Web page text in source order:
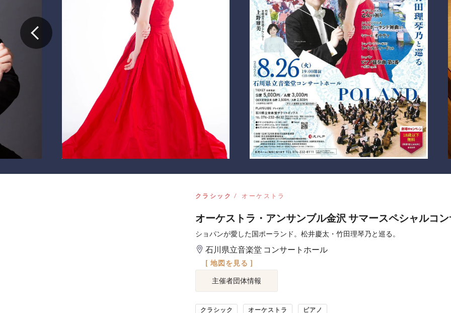
クラシック オーケストラ
オーケストラ・アンサンブル金沢 サマースペシャルコ
ショパンが愛した国ポーランド。松井慶太・竹田理琴乃と巡る。
石川県立音楽堂 コンサートホール
[ 地図を見る ]
主催者団体情報
クラシック オーケストラ ピアノ